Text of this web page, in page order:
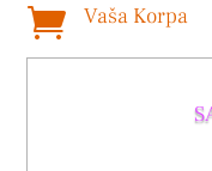
 Vaša Korpa